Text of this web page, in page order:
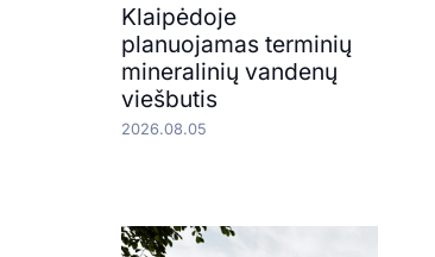
Klaipėdoje
planuojamas terminių
mineralinių vandenų
viešbutis
2026.08.05